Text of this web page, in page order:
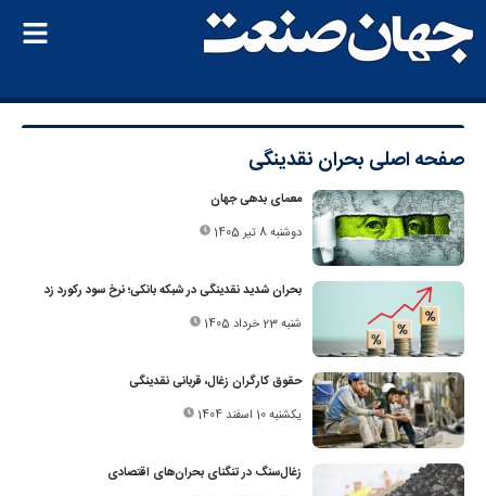
صفحه اصلی بحران نقدینگی
معمای بدهی جهان
دوشنبه 8 تیر 1405
بحران شدید نقدینگی در شبکه بانکی؛ نرخ سود رکورد زد
شنبه 23 خرداد 1405
حقوق کارگران زغال، قربانی نقدینگی
یکشنبه 10 اسفند 1404
زغال‌سنگ در تنگنای بحران‌های اقتصادی